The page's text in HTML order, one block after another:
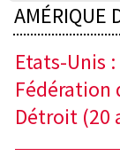
AMÉRIQUE
Etats-Unis
Fédération
Détroit (20